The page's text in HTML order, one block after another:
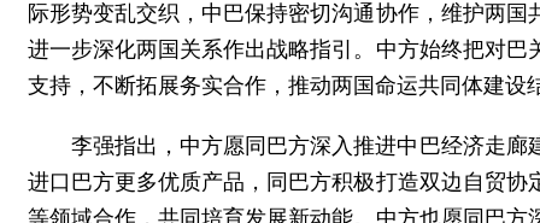
际形势变乱交织，中巴保持密切沟通协作，维护两
进一步深化两国关系作出战略指引。中方始终把对
支持，不断拓展务实合作，推动两国命运共同体建设
李强指出，中方愿同巴方深入推进中巴经济走
进口巴方更多优质产品，同巴方积极打造双边自贸
等领域合作，共同培育发展新动能。中方也愿同巴